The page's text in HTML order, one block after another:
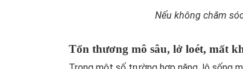
Nếu không chăm
Tổn thương mô sâu, lở loét, mất